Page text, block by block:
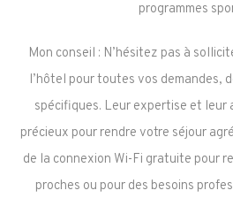
programmes
Mon conseil : N’hésitez pas à
l’hôtel pour toutes vos demandes,
spécifiques. Leur expertise et
précieux pour rendre votre séjour
de la connexion Wi-Fi gratuite pour
proches ou pour des besoins